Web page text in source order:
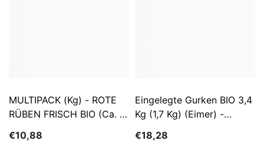
MULTIPACK (kg) - ROTE
RÜBEN FRISCH BIO (ca. 5
€10,88
Eingelegte Gurken BIO 3,4
Kg (1,7 Kg) (Eimer) -
€18,28